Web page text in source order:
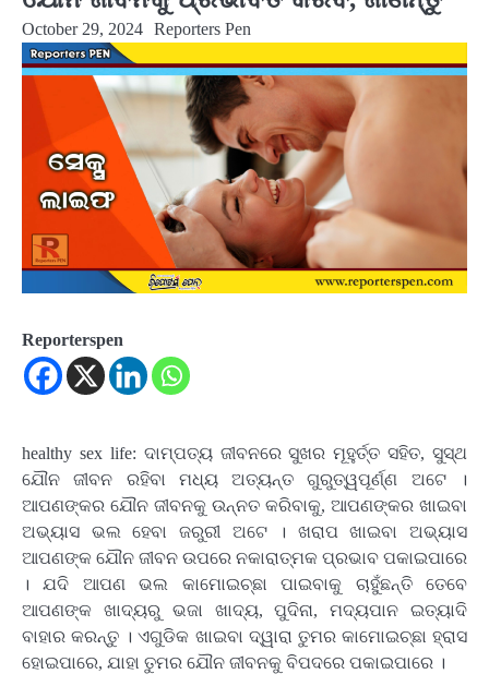
October 29, 2024 Reporters Pen
Reporterspen
healthy sex life: ଦାମ୍ପତ୍ୟ ଜୀବନରେ ସୁଖର ମୂହୁର୍ତ୍ତ ସହିତ, ସୁସ୍ଥ
ଯୌନ ଜୀବନ ରହିବା ମଧ୍ୟ ଅତ୍ୟନ୍ତ ଗୁରୁତ୍ୱପୂର୍ଣ୍ଣ ଅଟେ ।
ଆପଣଙ୍କର ଯୌନ ଜୀବନକୁ ଉନ୍ନତ କରିବାକୁ, ଆପଣଙ୍କର ଖାଇବା
ଅଭ୍ୟାସ ଭଲ ହେବା ଜରୁରୀ ଅଟେ । ଖରାପ ଖାଇବା ଅଭ୍ୟାସ
ଆପଣଙ୍କ ଯୌନ ଜୀବନ ଉପରେ ନକାରାତ୍ମକ ପ୍ରଭାବ ପକାଇପାରେ
। ଯଦି ଆପଣ ଭଲ କାମୋଇଚ୍ଛା ପାଇବାକୁ ଚାହୁଁଛନ୍ତି ତେବେ
ଆପଣଙ୍କ ଖାଦ୍ୟରୁ ଭଜା ଖାଦ୍ୟ, ପୁଦିନା, ମଦ୍ୟପାନ ଇତ୍ୟାଦି
ବାହାର କରନ୍ତୁ । ଏଗୁଡିକ ଖାଇବା ଦ୍ୱାରା ତୁମର କାମୋଇଚ୍ଛା ହ୍ରାସ
ହୋଇପାରେ, ଯାହା ତୁମର ଯୌନ ଜୀବନକୁ ବିପଦରେ ପକାଇପାରେ ।